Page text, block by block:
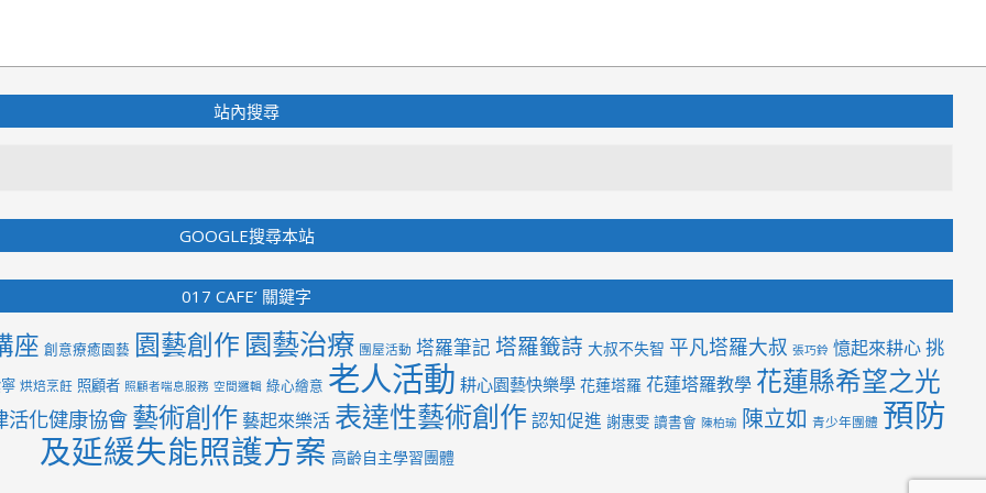
站內搜尋
GOOGLE搜尋本站
017 CAFE’ 關鍵字
座 創意療癒園藝 園藝創作 園藝治療 團屋活動 塔羅筆記 塔羅籤詩 大叔不失智 平凡塔羅大叔 張巧鈴 憶起來耕心挑
烘焙烹飪 照顧者 照顧者喘息服務 空間邏輯 綠心繪意 老人活動 耕心園藝快樂學 花蓮塔羅 花蓮塔羅教學 花蓮縣希望之光
活化健康協會 藝術創作 藝起來樂活 表達性藝術創作 認知促進 謝惠雯 讀書會 陳柏瑜 陳立如 青少年團體 預防
及延緩失能照護方案 高齡自主學習團體